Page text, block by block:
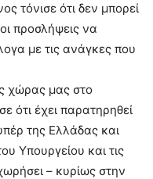
τόνισε ότι δεν μπορεί
προσλήψεις να
με τις ανάγκες που
χώρας μας στο
ότι έχει παρατηρηθεί
της Ελλάδας και
Υπουργείου και τις
– κυρίως στην